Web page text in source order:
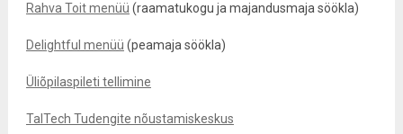
Rahva Toit menüü (raamatukogu ja majandusmaja söökla)
Delightful menüü (peamaja söökla)
Üliõpilaspileti tellimine
TalTech Tudengite nõustamiskeskus